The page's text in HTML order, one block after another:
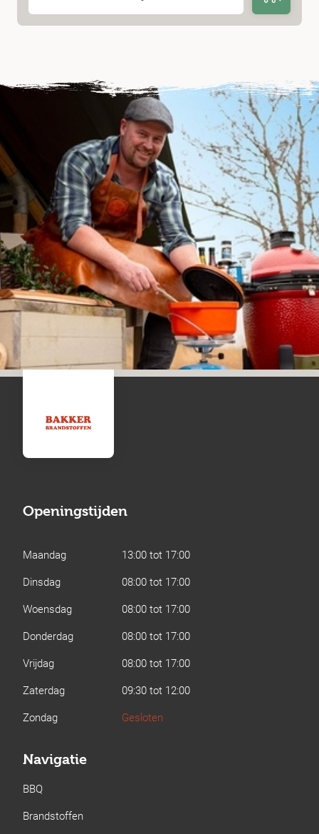
Openingstijden
Maandag
13:00 tot 17:00
Dinsdag
08:00 tot 17:00
Woensdag
08:00 tot 17:00
Donderdag
08:00 tot 17:00
Vrijdag
08:00 tot 17:00
Zaterdag
09:30 tot 12:00
Zondag
Gesloten
Navigatie
BBQ
Brandstoffen